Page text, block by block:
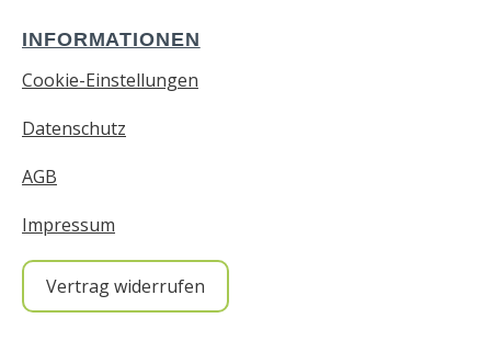
INFORMATIONEN
Cookie-Einstellungen
Datenschutz
AGB
Impressum
Vertrag widerrufen